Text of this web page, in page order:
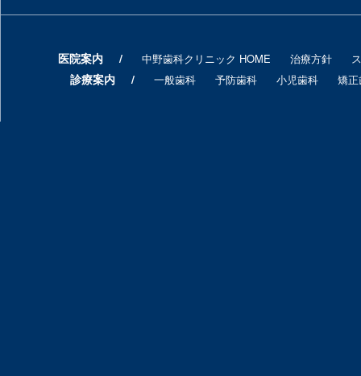
医院案内 中野歯科クリニック HOME 治療方針
診療案内 一般歯科 予防歯科 小児歯科 矯